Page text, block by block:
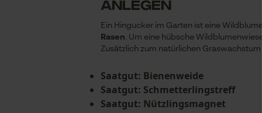
Ein Hingucker im Garten ist eine
Rasen. Um eine hübsche
Zusätzlich zum natürlichen Graswachstum
Saatgut: Bienenweide
Saatgut: Schmetterlingstreff
Saatgut: Nützlingsmagnet